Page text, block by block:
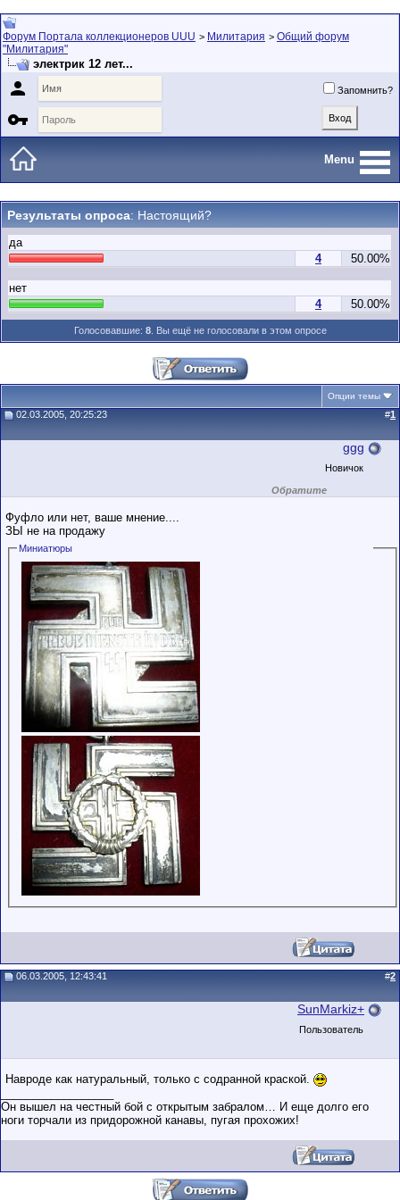
Форум Портала коллекционеров UUU > Милитария > Общий форум
"Милитария"
электрик 12 лет...
 Запомнить?

Menu
Результаты опроса: Настоящий?
да
4
50.00%
нет
4
50.00%
Голосовавшие: 8. Вы ещё не голосовали в этом опросе
Опции темы
02.03.2005, 20:25:23 #1
ggg
Новичок
Обратите
внимание на
Фуфло или нет, ваше мнение....
ЗЫ не на продажу
Миниатюры
06.03.2005, 12:43:41 #2
SunMarkiz+
Пользователь
Навроде как натуральный, только с содранной краской.
Он вышел на честный бой с открытым забралом… И еще долго его
ноги торчали из придорожной канавы, пугая прохожих!